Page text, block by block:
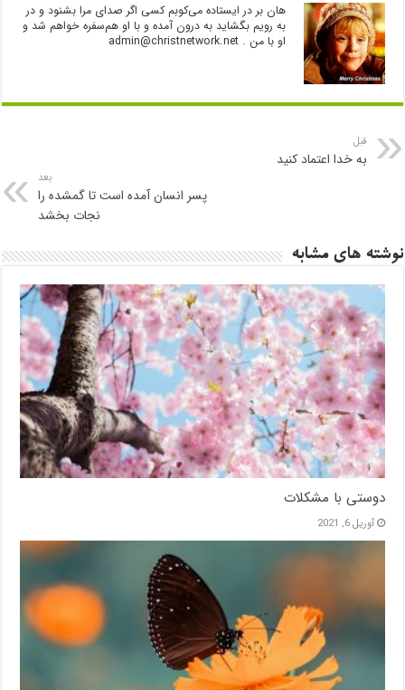
هان بر در ایستاده می‌کوبم کسی اگر صدای مرا بشنود و در
به رویم بگشاید به درون آمده و با او هم‌سفره خواهم شد و
او با من .admin@christnetwork.net
قبل
به خدا اعتماد کنید
بعد
پسر انسان آمده است تا گمشده را
نجات بخشد
نوشته های مشابه
دوستی با مشکلات
آوریل 6, 2021